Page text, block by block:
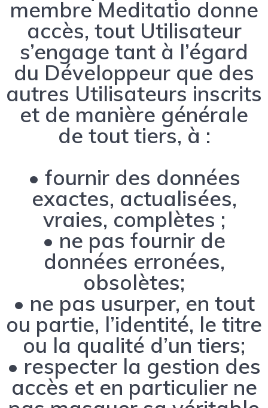
membre Meditatio donne
accès, tout Utilisateur
s’engage tant à l’égard
du Développeur que des
autres Utilisateurs inscrits
et de manière générale
de tout tiers, à :
• fournir des données
exactes, actualisées,
vraies, complètes ;
• ne pas fournir de
données erronées,
obsolètes;
• ne pas usurper, en tout
ou partie, l’identité, le titre
ou la qualité d’un tiers;
• respecter la gestion des
accès et en particulier ne